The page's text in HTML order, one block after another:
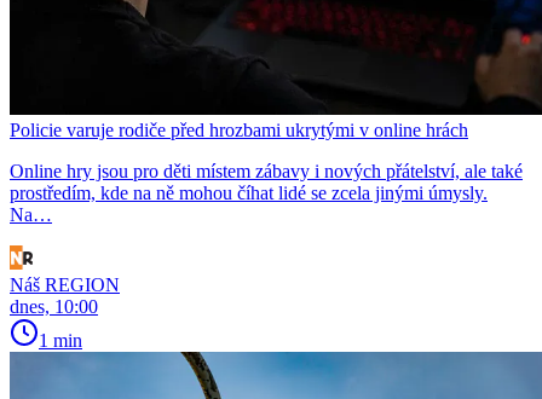
Policie varuje rodiče před hrozbami ukrytými v online hrách
Online hry jsou pro děti místem zábavy i nových přátelství, ale také
prostředím, kde na ně mohou číhat lidé se zcela jinými úmysly.
Na…
Náš REGION
dnes, 10:00
1 min